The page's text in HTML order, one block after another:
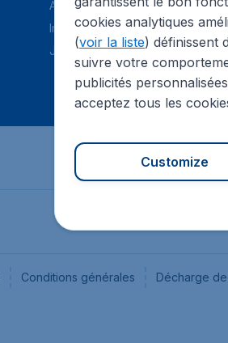
À propos
Information Légale
Jobs
Conditions générales Décharge
cookies analytiques
(voir la liste) définissent
suivre votre
publicités
acceptez tous les
Customize